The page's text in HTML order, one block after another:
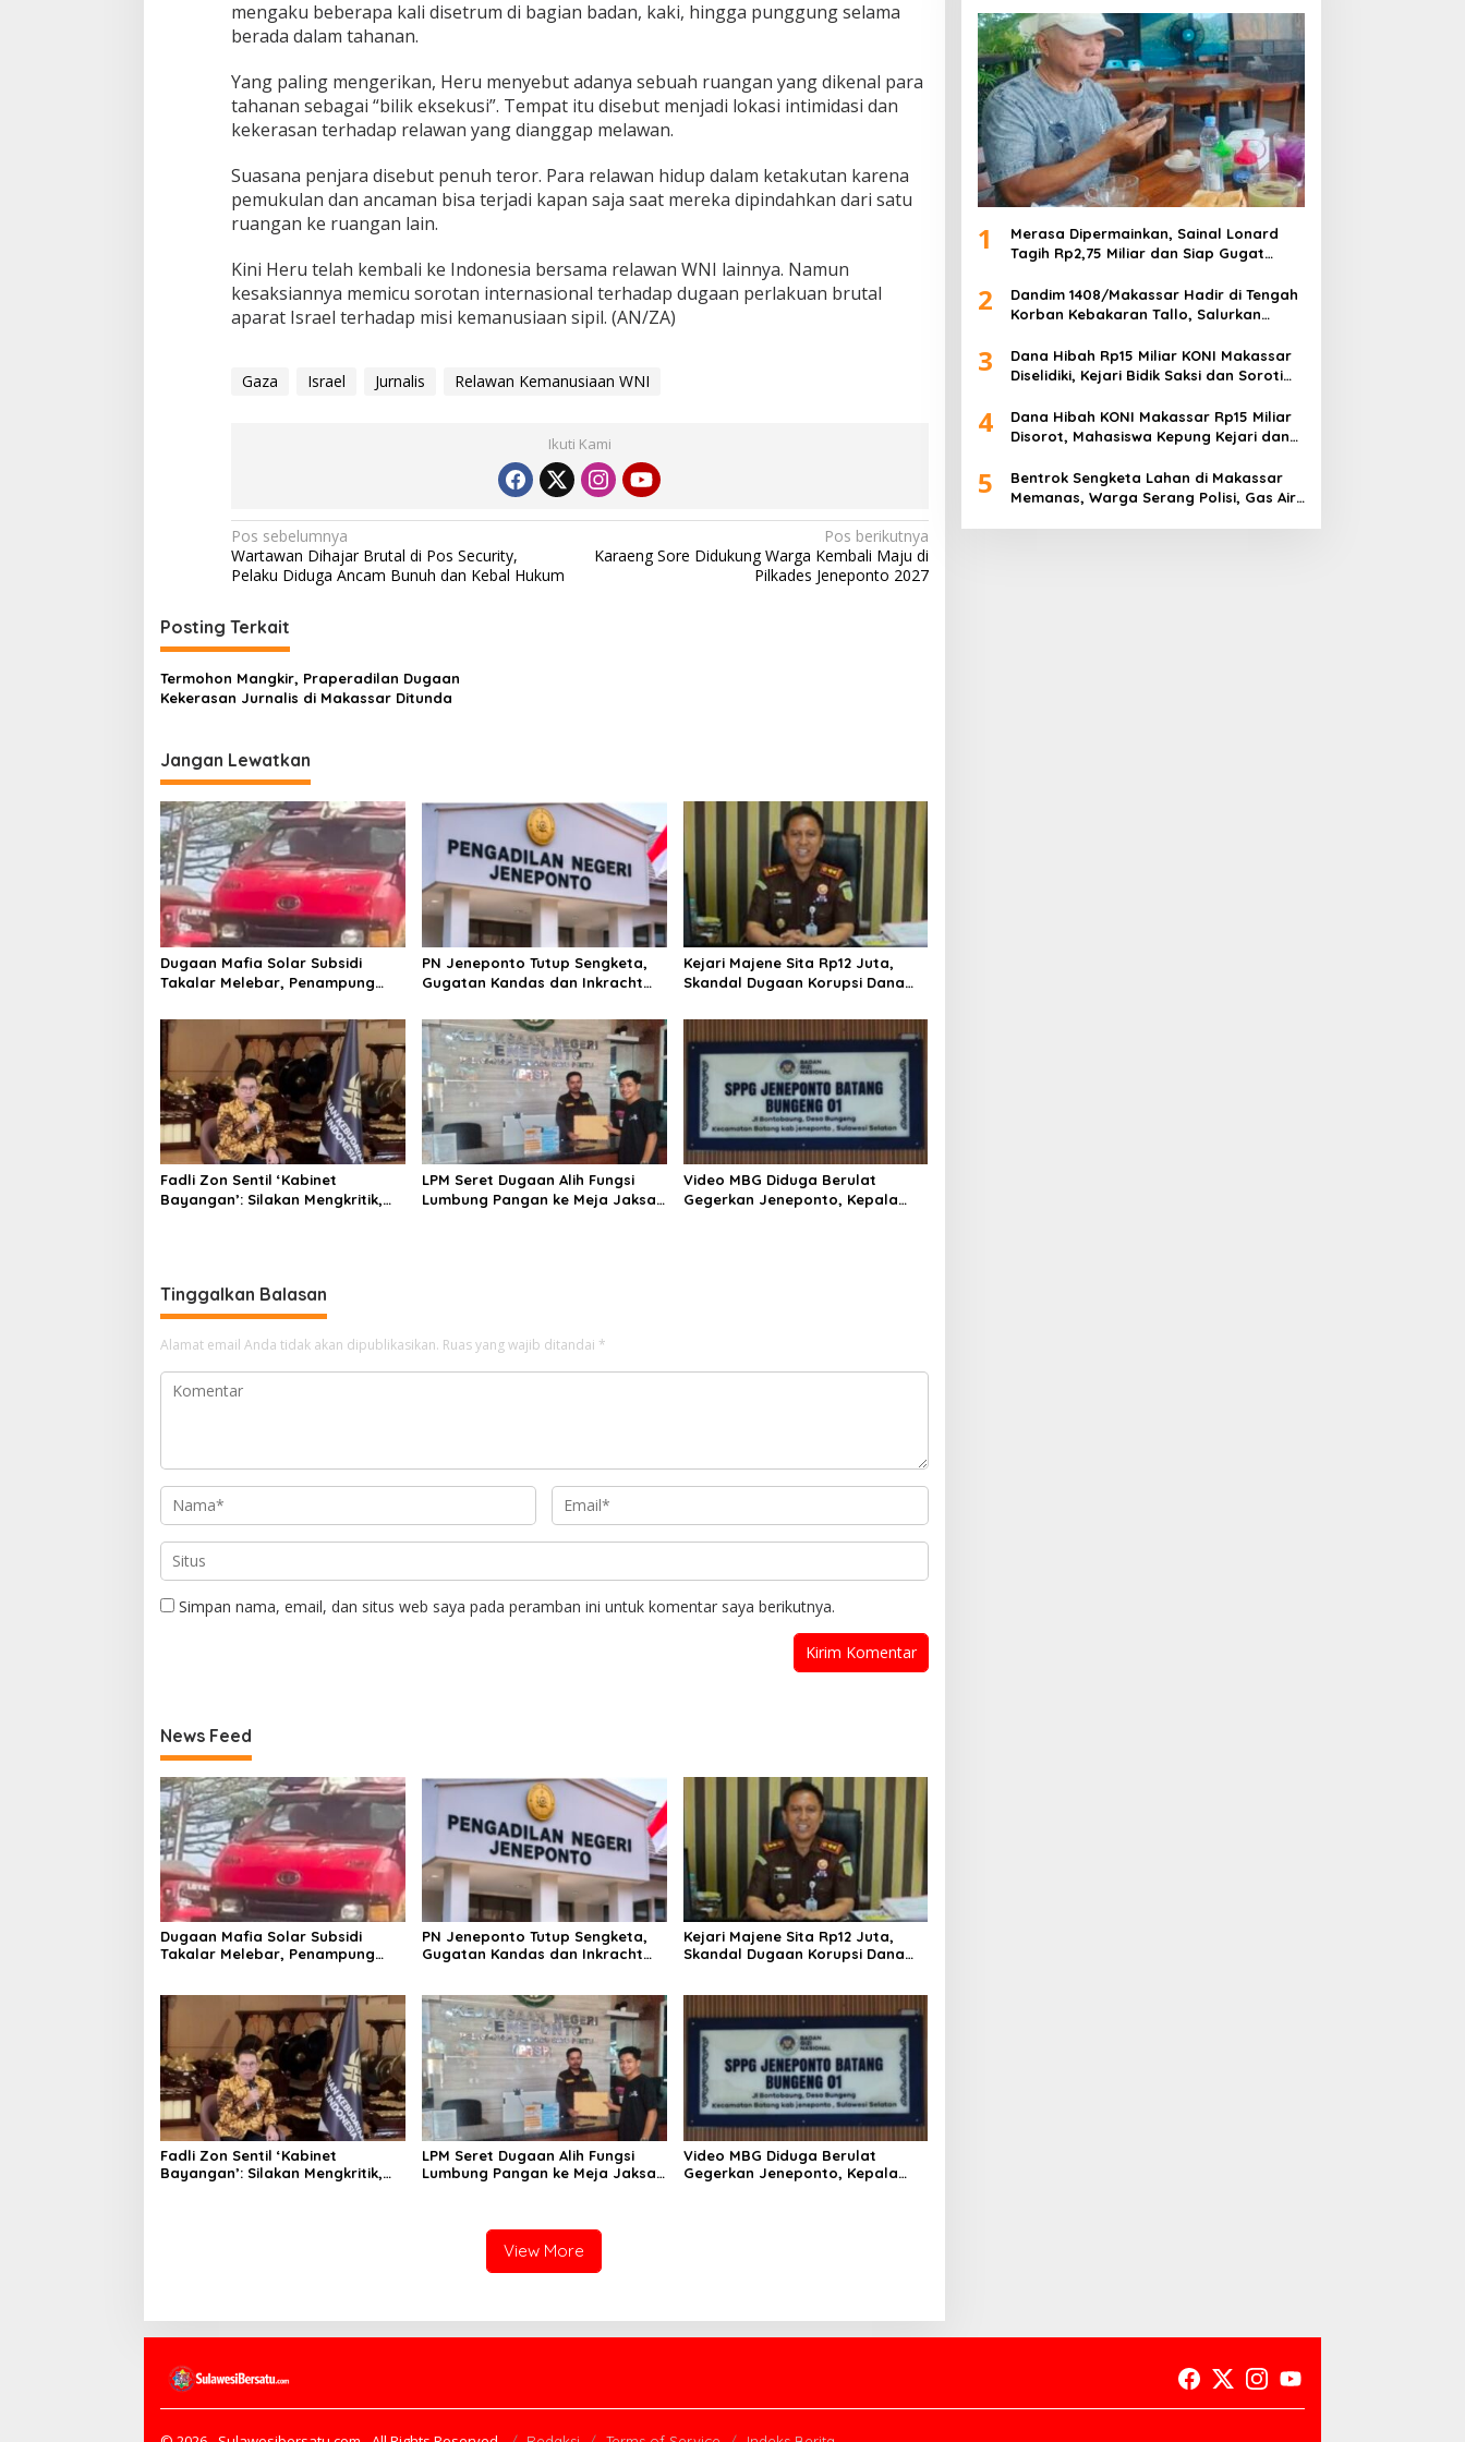
D
p
k
u
l
h
i
n
g
a
D
i
i
a
mengaku beberapa kali disetrum di bagian badan, kaki, hingga punggung selama
berada dalam tahanan.
Yang paling mengerikan, Heru menyebut adanya sebuah ruangan yang dikenal para
tahanan sebagai “bilik eksekusi”. Tempat itu disebut menjadi lokasi intimidasi dan
kekerasan terhadap relawan yang dianggap melawan.
Suasana penjara disebut penuh teror. Para relawan hidup dalam ketakutan karena
pemukulan dan ancaman bisa terjadi kapan saja saat mereka dipindahkan dari satu
ruangan ke ruangan lain.
Kini Heru telah kembali ke Indonesia bersama relawan WNI lainnya. Namun
kesaksiannya memicu sorotan internasional terhadap dugaan perlakuan brutal
aparat Israel terhadap misi kemanusiaan sipil. (AN/ZA)
Gaza Israel Jurnalis Relawan Kemanusiaan WNI
Ikuti Kami
N
a
i
g
a
i
p
o
s
Pos sebelumnya
Wartawan Dihajar Brutal di Pos Security,
Pelaku Diduga Ancam Bunuh dan Kebal Hukum
Pos berikutnya
Karaeng Sore Didukung Warga Kembali Maju di
Pilkades Jeneponto 2027
Posting Terkait
Termohon Mangkir, Praperadilan Dugaan
Kekerasan Jurnalis di Makassar Ditunda
Jangan Lewatkan
Dugaan Mafia Solar Subsidi
Takalar Melebar, Penampung
PN Jeneponto Tutup Sengketa,
Gugatan Kandas dan Inkracht
Kejari Majene Sita Rp12 Juta,
Skandal Dugaan Korupsi Dana
Fadli Zon Sentil ‘Kabinet
Bayangan’: Silakan Mengkritik,
LPM Seret Dugaan Alih Fungsi
Lumbung Pangan ke Meja Jaksa,
Video MBG Diduga Berulat
Gegerkan Jeneponto, Kepala
Tinggalkan Balasan
Alamat email Anda tidak akan dipublikasikan. Ruas yang wajib ditandai *
Simpan nama, email, dan situs web saya pada peramban ini untuk komentar saya berikutnya.
News Feed
Dugaan Mafia Solar Subsidi
Takalar Melebar, Penampung
PN Jeneponto Tutup Sengketa,
Gugatan Kandas dan Inkracht
Kejari Majene Sita Rp12 Juta,
Skandal Dugaan Korupsi Dana
Fadli Zon Sentil ‘Kabinet
Bayangan’: Silakan Mengkritik,
LPM Seret Dugaan Alih Fungsi
Lumbung Pangan ke Meja Jaksa,
Video MBG Diduga Berulat
Gegerkan Jeneponto, Kepala
View More
1
Merasa Dipermainkan, Sainal Lonard
Tagih Rp2,75 Miliar dan Siap Gugat
2
Dandim 1408/Makassar Hadir di Tengah
Korban Kebakaran Tallo, Salurkan
3
Dana Hibah Rp15 Miliar KONI Makassar
Diselidiki, Kejari Bidik Saksi dan Soroti
4
Dana Hibah KONI Makassar Rp15 Miliar
Disorot, Mahasiswa Kepung Kejari dan
5
Bentrok Sengketa Lahan di Makassar
Memanas, Warga Serang Polisi, Gas Air